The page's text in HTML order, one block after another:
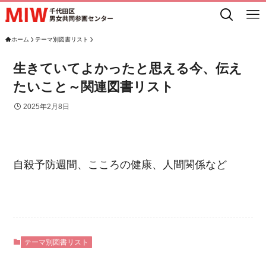
ホーム テーマ別図書リスト
生きていてよかったと思える今、伝え
たいこと～関連図書リスト
2025年2月8日
自殺予防週間、こころの健康、人間関係など
テーマ別図書リスト